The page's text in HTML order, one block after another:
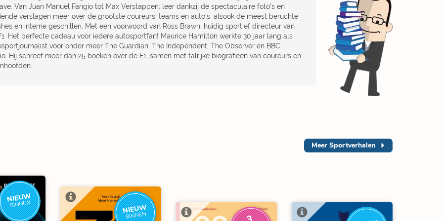
Van Juan Manuel Fangio tot Max Verstappen: leer dankzij de spectaculaire foto's en
verslagen meer over de grootste coureurs, teams en auto's, alsook de meest beruchte
en interne geschillen. Met een voorwoord van Ross Brawn, huidig sportief directeur van
Het perfecte cadeau voor iedere autosportfan! Maurice Hamilton werkte 30 jaar lang als
voor onder meer The Guardian, The Independent, The Observer en BBC
Hij schreef meer dan 25 boeken over de F1, samen met talrijke biografieën van coureurs en
Meer Sportverhalen
NIEUW
BINNEN NIEUW
BINNEN